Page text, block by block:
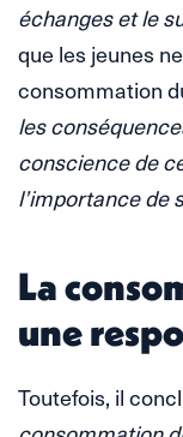
échanges et le
que les jeunes
consommation
les
conscience de
l’importance de
La
une
Toutefois, il